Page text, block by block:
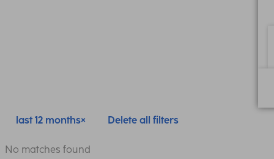
last 12 months Delete all filters
No matches found